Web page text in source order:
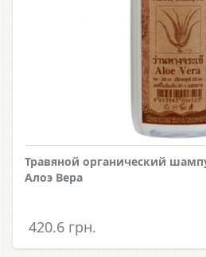
Травяной органический
Алоэ Вера
420.6 грн.